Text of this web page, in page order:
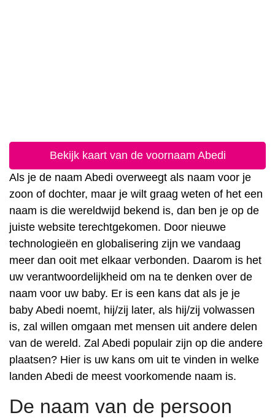
Bekijk kaart van de voornaam Abedi
Als je de naam Abedi overweegt als naam voor je
zoon of dochter, maar je wilt graag weten of het een
naam is die wereldwijd bekend is, dan ben je op de
juiste website terechtgekomen. Door nieuwe
technologieën en globalisering zijn we vandaag
meer dan ooit met elkaar verbonden. Daarom is het
uw verantwoordelijkheid om na te denken over de
naam voor uw baby. Er is een kans dat als je je
baby Abedi noemt, hij/zij later, als hij/zij volwassen
is, zal willen omgaan met mensen uit andere delen
van de wereld. Zal Abedi populair zijn op die andere
plaatsen? Hier is uw kans om uit te vinden in welke
landen Abedi de meest voorkomende naam is.
De naam van de persoon